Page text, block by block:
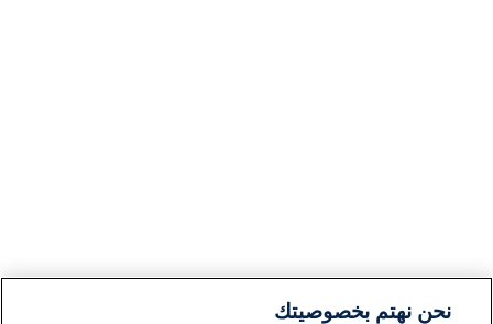
نحن نهتم بخصوصيتك